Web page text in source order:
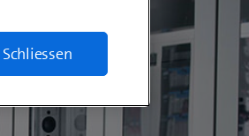
Schliessen